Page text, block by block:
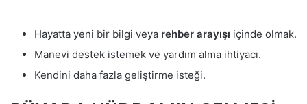
Hayatta yeni bir bilgi veya rehber arayışı içinde olmak.
Manevi destek istemek ve yardım alma ihtiyacı.
Kendini daha fazla geliştirme isteği.